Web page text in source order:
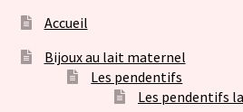
Accueil
Bijoux au lait maternel
Les pendentifs
Les pendentifs